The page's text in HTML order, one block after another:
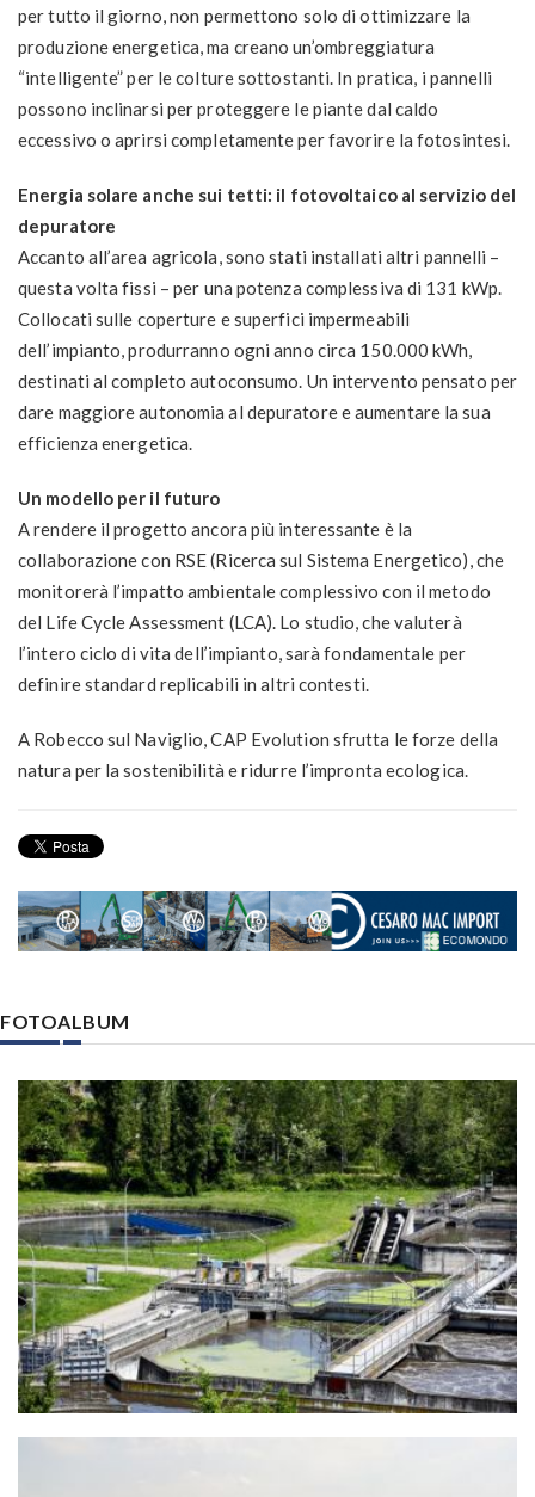
per tutto il giorno, non permettono solo di ottimizzare la
produzione energetica, ma creano un’ombreggiatura
“intelligente” per le colture sottostanti. In pratica, i pannelli
possono inclinarsi per proteggere le piante dal caldo
eccessivo o aprirsi completamente per favorire la fotosintesi.
Energia solare anche sui tetti: il fotovoltaico al servizio del
depuratore
Accanto all’area agricola, sono stati installati altri pannelli –
questa volta fissi – per una potenza complessiva di 131 kWp.
Collocati sulle coperture e superfici impermeabili
dell’impianto, produrranno ogni anno circa 150.000 kWh,
destinati al completo autoconsumo. Un intervento pensato per
dare maggiore autonomia al depuratore e aumentare la sua
efficienza energetica.
Un modello per il futuro
A rendere il progetto ancora più interessante è la
collaborazione con RSE (Ricerca sul Sistema Energetico), che
monitorerà l’impatto ambientale complessivo con il metodo
del Life Cycle Assessment (LCA). Lo studio, che valuterà
l’intero ciclo di vita dell’impianto, sarà fondamentale per
definire standard replicabili in altri contesti.
A Robecco sul Naviglio, CAP Evolution sfrutta le forze della
natura per la sostenibilità e ridurre l’impronta ecologica.
FOTOALBUM